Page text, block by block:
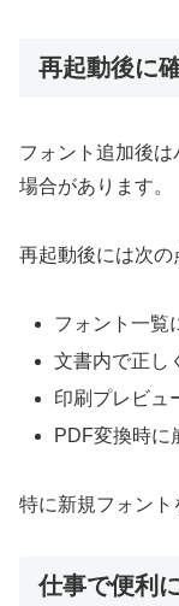
再起動後に
フォント追加後
場合があります。
再起動後には次の
フォント一覧
文書内で正し
印刷プレビュ
PDF変換時に
特に新規フォント
仕事で便利